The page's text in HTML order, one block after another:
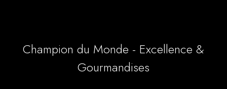
Champion du Monde - Excellence &
Gourmandises